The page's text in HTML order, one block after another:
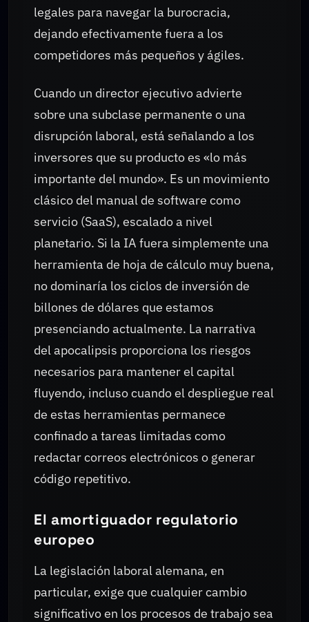
legales para navegar la burocracia,
dejando efectivamente fuera a los
competidores más pequeños y ágiles.
Cuando un director ejecutivo advierte
sobre una subclase permanente o una
disrupción laboral, está señalando a los
inversores que su producto es «lo más
importante del mundo». Es un movimiento
clásico del manual de software como
servicio (SaaS), escalado a nivel
planetario. Si la IA fuera simplemente una
herramienta de hoja de cálculo muy buena,
no dominaría los ciclos de inversión de
billones de dólares que estamos
presenciando actualmente. La narrativa
del apocalipsis proporciona los riesgos
necesarios para mantener el capital
fluyendo, incluso cuando el despliegue real
de estas herramientas permanece
confinado a tareas limitadas como
redactar correos electrónicos o generar
código repetitivo.
El amortiguador regulatorio
europeo
La legislación laboral alemana, en
particular, exige que cualquier cambio
significativo en los procesos de trabajo sea